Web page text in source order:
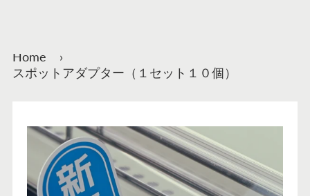
Home
›
スポットアダプター（１セット１０個）